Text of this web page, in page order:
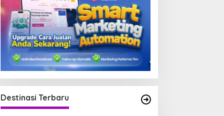
Destinasi Terbaru